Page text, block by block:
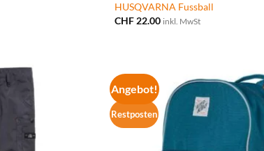
HUSQVARNA Fussball
CHF22.00 inkl. MwSt
Angebot!
Restposten